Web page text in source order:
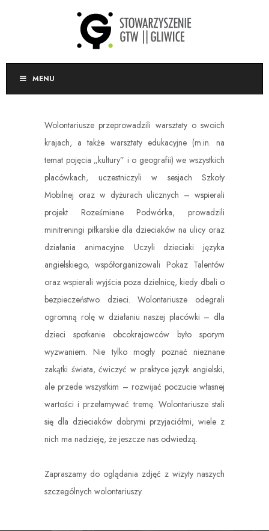
MENU
Wolontariusze przeprowadzili warsztaty o swoich
krajach, a także warsztaty edukacyjne (m.in. na
temat pojęcia „kultury” i o geografii) we wszystkich
placówkach, uczestniczyli w sesjach Szkoły
Mobilnej oraz w dyżurach ulicznych – wspierali
projekt Roześmiane Podwórka, prowadzili
minitreningi piłkarskie dla dzieciaków na ulicy oraz
działania animacyjne. Uczyli dzieciaki języka
angielskiego, współorganizowali Pokaz Talentów
oraz wspierali wyjścia poza dzielnicę, kiedy dbali o
bezpieczeństwo dzieci. Wolontariusze odegrali
ogromną rolę w działaniu naszej placówki – dla
dzieci spotkanie obcokrajowców było sporym
wyzwaniem. Nie tylko mogły poznać nieznane
zakątki świata, ćwiczyć w praktyce język angielski,
ale przede wszystkim – rozwijać poczucie własnej
wartości i przełamywać tremę. Wolontariusze stali
się dla dzieciaków dobrymi przyjaciółmi, wiele z
nich ma nadzieję, że jeszcze nas odwiedzą.
Zapraszamy do oglądania zdjęć z wizyty naszych
szczególnych wolontariuszy.